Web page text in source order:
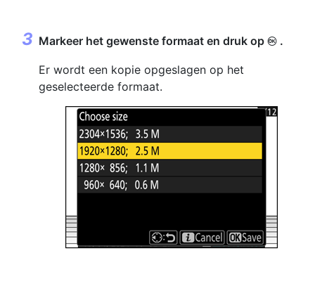
Markeer het gewenste formaat en druk op J .
Er wordt een kopie opgeslagen op het
geselecteerde formaat.